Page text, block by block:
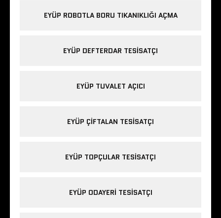
EYÜP ROBOTLA BORU TIKANIKLIĞI AÇMA
EYÜP DEFTERDAR TESISATÇI
EYÜP TUVALET AÇICI
EYÜP ÇIFTALAN TESISATÇI
EYÜP TOPÇULAR TESISATÇI
EYÜP ODAYERI TESISATÇI